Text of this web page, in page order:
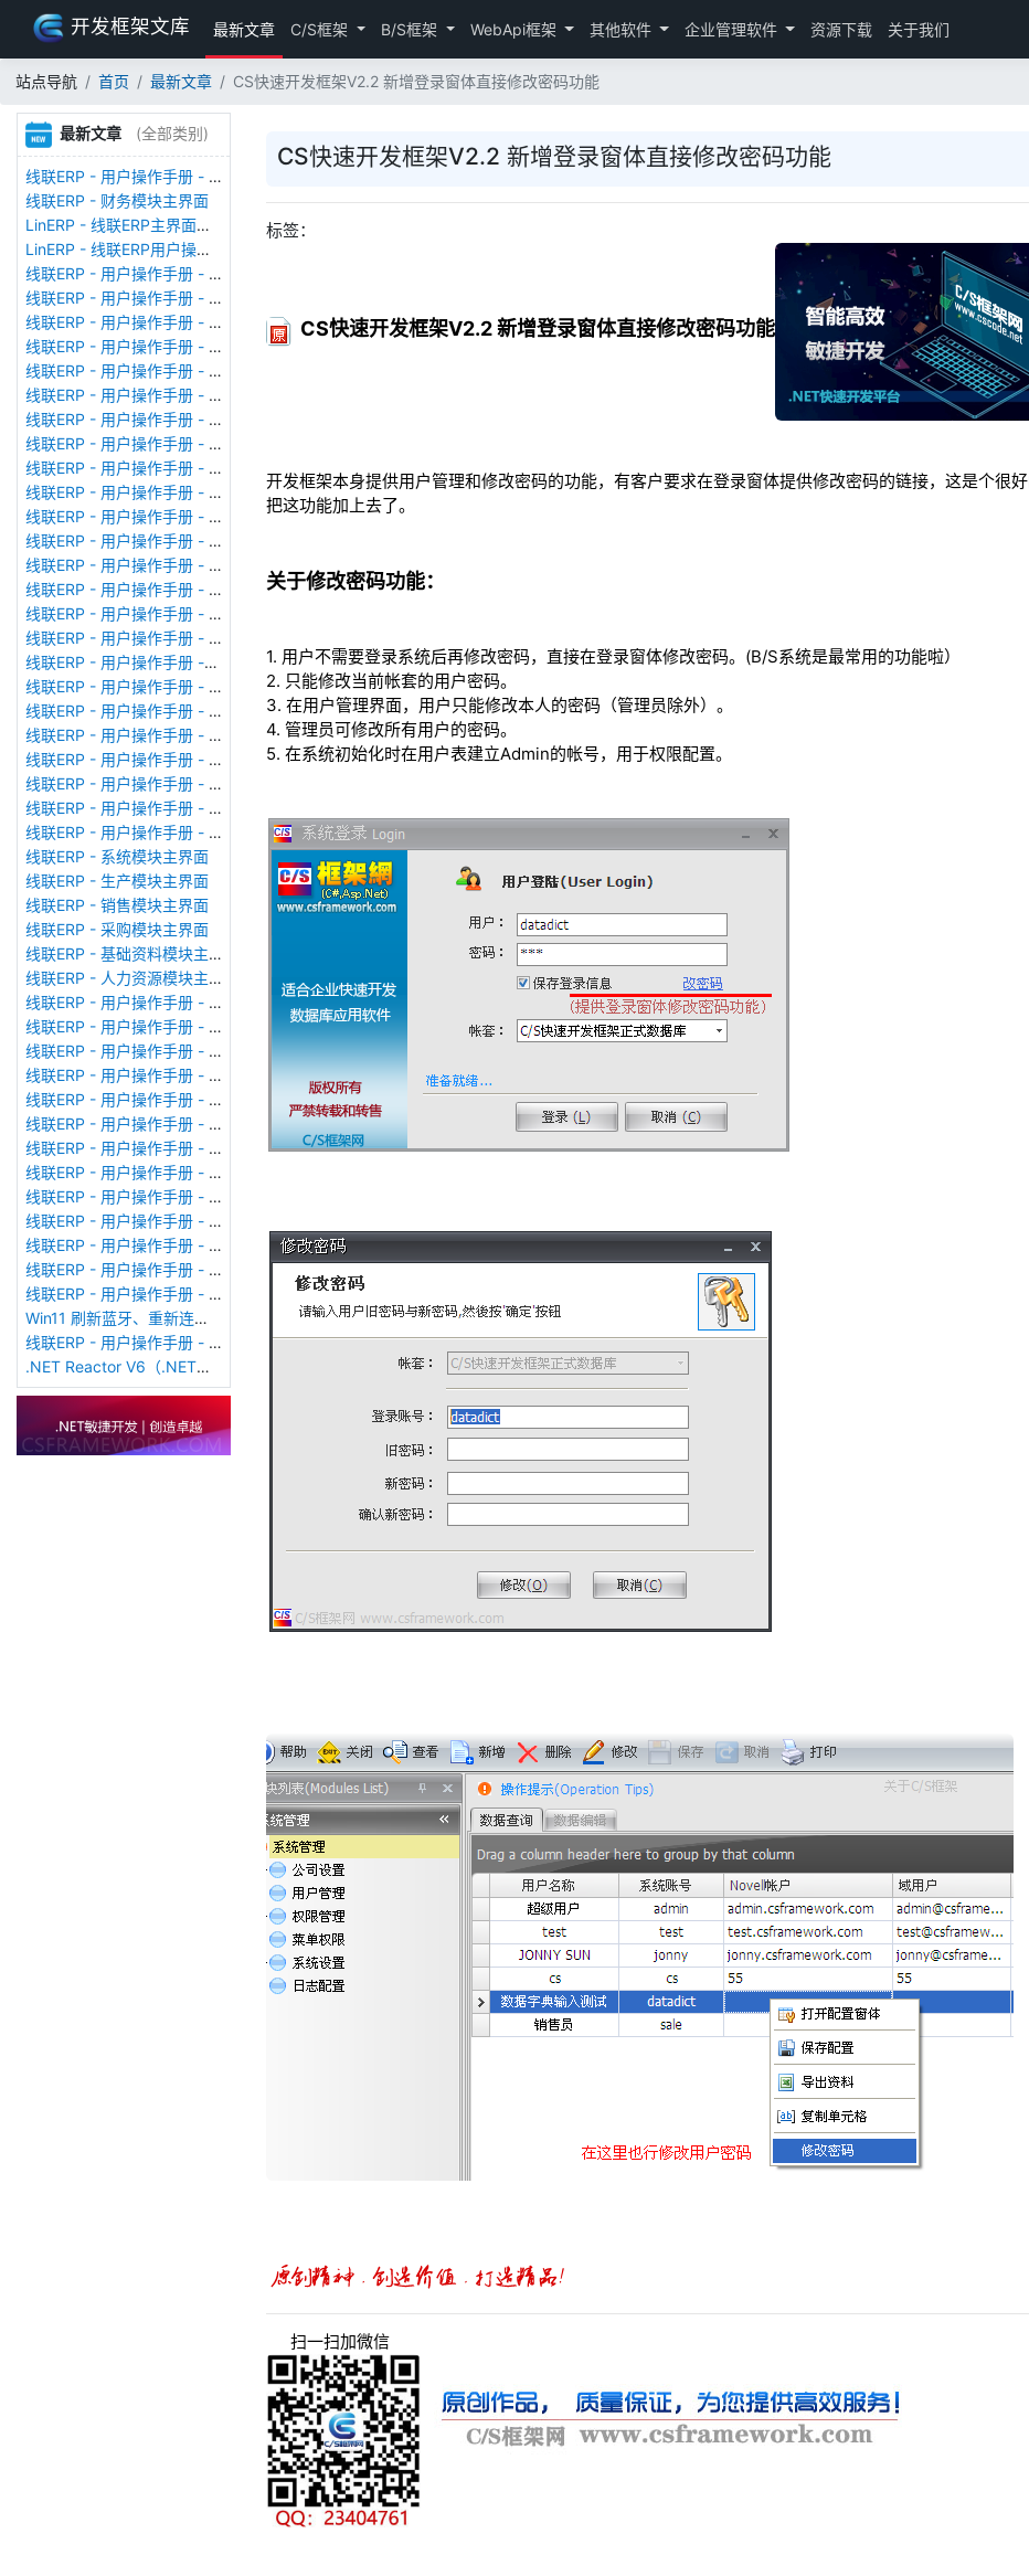
开发框架文库 最新文章 C/S框架 B/S框架 WebApi框架 其他软件 企业管理软件 资源下载 关于我们
站点导航 首页 最新文章 CS快速开发框架V2.2 新增登录窗体直接修改密码功能
最新文章 (全部类别)
线联ERP - 用户操作手册 - 存货期初
线联ERP - 财务模块主界面
LinERP - 线联ERP主界面（HOME）
LinERP - 线联ERP用户操作手册 - 系统登陆
线联ERP - 用户操作手册 - 查看在线用户
线联ERP - 用户操作手册 - 数据备份
线联ERP - 用户操作手册 - 工厂管理
线联ERP - 用户操作手册 - 帐套管理
线联ERP - 用户操作手册 - 语种设置
线联ERP - 用户操作手册 - 国际化多语言
线联ERP - 用户操作手册 - 报表管理
线联ERP - 用户操作手册 - 字段名管理
线联ERP - 用户操作手册 - 模块管理
线联ERP - 用户操作手册 - 广播消息
线联ERP - 用户操作手册 - 审计日志
线联ERP - 用户操作手册 - 公司资料设置
线联ERP - 用户操作手册 - 系统参数设置
线联ERP - 用户操作手册 - 单据类型
线联ERP - 用户操作手册 - 号码规则
线联ERP - 用户操作手册 - 功能菜单
线联ERP - 用户操作手册 -分配临时角色
线联ERP - 用户操作手册 - 组织架构
线联ERP - 用户操作手册 - 用户管理
线联ERP - 用户操作手册 - 角色/岗位管理
线联ERP - 用户操作手册 - 暂估入库明细表
线联ERP - 用户操作手册 - 物料收发明细表
线联ERP - 用户操作手册 - 即时库存余额表
线联ERP - 用户操作手册 - 库存账龄分析表
线联ERP - 系统模块主界面
线联ERP - 生产模块主界面
线联ERP - 销售模块主界面
线联ERP - 采购模块主界面
线联ERP - 基础资料模块主界面
线联ERP - 人力资源模块主界面
线联ERP - 用户操作手册 - 个人考勤报表（横向）
线联ERP - 用户操作手册 - 部门考勤报表
线联ERP - 用户操作手册 - 个人考勤报表
线联ERP - 用户操作手册 - 考勤计算
线联ERP - 用户操作手册 - 节假日管理
线联ERP - 用户操作手册 - 请假管理
线联ERP - 用户操作手册 - 补卡管理
线联ERP - 用户操作手册 - 考勤设备管理
线联ERP - 用户操作手册 - 考勤参数配置
线联ERP - 用户操作手册 - 考勤设备绑定
线联ERP - 用户操作手册 - 员工档案
线联ERP - 用户操作手册 - 班次管理
线联ERP - 用户操作手册 - 排班管理
Win11 刷新蓝牙、重新连接蓝牙音响
线联ERP - 用户操作手册 - 成品入库单
.NET Reactor V6（.NET混淆器）加壳软件使用
CS快速开发框架V2.2 新增登录窗体直接修改密码功能
标签：
CS快速开发框架V2.2 新增登录窗体直接修改密码功能
开发框架本身提供用户管理和修改密码的功能，有客户要求在登录窗体提供修改密码的链接，这是个很
把这功能加上去了。
关于修改密码功能：
1. 用户不需要登录系统后再修改密码，直接在登录窗体修改密码。(B/S系统是最常用的功能啦）
2. 只能修改当前帐套的用户密码。
3. 在用户管理界面，用户只能修改本人的密码（管理员除外）。
4. 管理员可修改所有用户的密码。
5. 在系统初始化时在用户表建立Admin的帐号，用于权限配置。
扫一扫加微信